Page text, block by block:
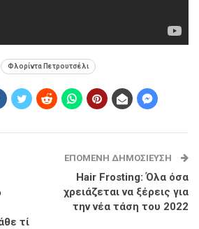
Φλορίντα Πετρουτσέλι
τί
ΕΠΌΜΕΝΗ ΔΗΜΟΣΊΕΥΣΗ
Hair Frosting: Όλα όσα
χρειάζεται να ξέρεις για
την νέα τάση του 2022